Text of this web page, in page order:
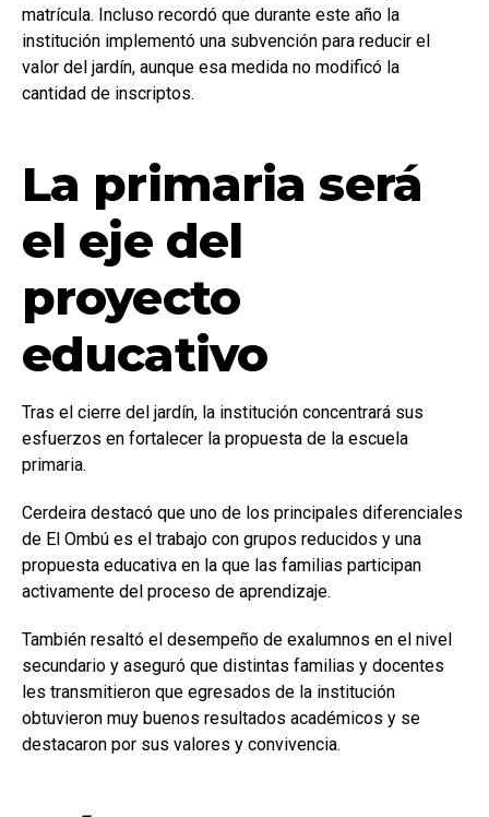
matrícula. Incluso recordó que durante este año la
institución implementó una subvención para reducir el
valor del jardín, aunque esa medida no modificó la
cantidad de inscriptos.
La primaria será
el eje del
proyecto
educativo
Tras el cierre del jardín, la institución concentrará sus
esfuerzos en fortalecer la propuesta de la escuela
primaria.
Cerdeira destacó que uno de los principales diferenciales
de El Ombú es el trabajo con grupos reducidos y una
propuesta educativa en la que las familias participan
activamente del proceso de aprendizaje.
También resaltó el desempeño de exalumnos en el nivel
secundario y aseguró que distintas familias y docentes
les transmitieron que egresados de la institución
obtuvieron muy buenos resultados académicos y se
destacaron por sus valores y convivencia.